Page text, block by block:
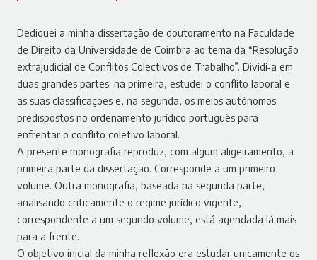
Dediquei a minha dissertação de doutoramento na Faculdade
de Direito da Universidade de Coimbra ao tema da “Resolução
extrajudicial de Conflitos Colectivos de Trabalho”. Dividi‑a em
duas grandes partes: na primeira, estudei o conflito laboral e
as suas classificações e, na segunda, os meios autónomos
predispostos no ordenamento jurídico português para
enfrentar o conflito coletivo laboral.
A presente monografia reproduz, com algum aligeiramento, a
primeira parte da dissertação. Corresponde a um primeiro
volume. Outra monografia, baseada na segunda parte,
analisando criticamente o regime jurídico vigente,
correspondente a um segundo volume, está agendada lá mais
para a frente.
O objetivo inicial da minha reflexão era estudar unicamente os